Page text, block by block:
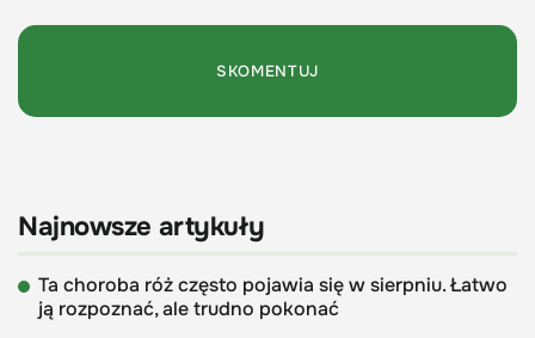
Najnowsze artykuły
Ta choroba róż często pojawia się w sierpniu. Łatwo
ją rozpoznać, ale trudno pokonać